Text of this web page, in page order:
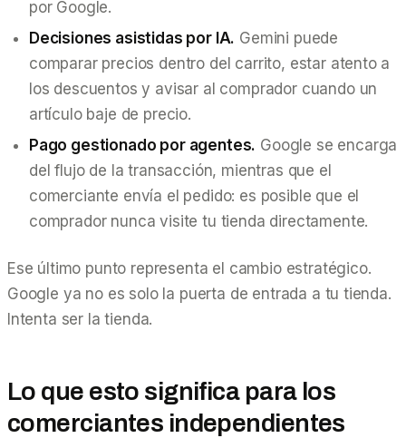
por Google.
Decisiones asistidas por IA. Gemini puede
comparar precios dentro del carrito, estar atento a
los descuentos y avisar al comprador cuando un
artículo baje de precio.
Pago gestionado por agentes. Google se encarga
del flujo de la transacción, mientras que el
comerciante envía el pedido: es posible que el
comprador nunca visite tu tienda directamente.
Ese último punto representa el cambio estratégico.
Google ya no es solo la puerta de entrada a tu tienda.
Intenta ser la tienda.
Lo que esto significa para los
comerciantes independientes